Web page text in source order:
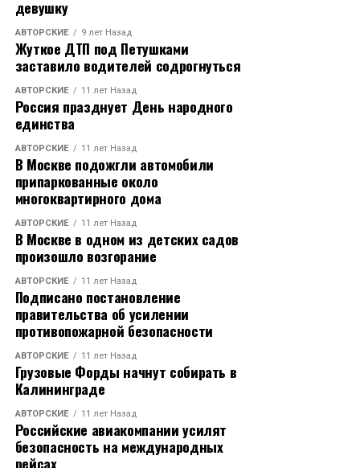
девушку
АВТОРСКИЕ 9 лет Назад
Жуткое ДТП под Петушками
заставило водителей содрогнуться
АВТОРСКИЕ 11 лет Назад
Россия празднует День народного
единства
АВТОРСКИЕ 11 лет Назад
В Москве подожгли автомобили
припаркованные около
многоквартирного дома
АВТОРСКИЕ 11 лет Назад
В Москве в одном из детских садов
произошло возгорание
АВТОРСКИЕ 11 лет Назад
Подписано постановление
правительства об усилении
противопожарной безопасности
АВТОРСКИЕ 11 лет Назад
Грузовые Форды начнут собирать в
Калининграде
АВТОРСКИЕ 11 лет Назад
Российские авиакомпании усилят
безопасность на международных
рейсах